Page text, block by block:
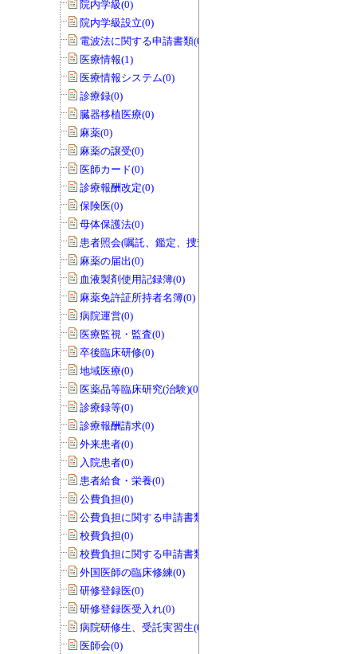
院内学級(0)
院内学級設立(0)
電波法に関する申請書類(0)
医療情報(1)
医療情報システム(0)
診療録(0)
臓器移植医療(0)
麻薬(0)
麻薬の譲受(0)
医師カード(0)
診療報酬改定(0)
保険医(0)
母体保護法(0)
患者照会(嘱託、鑑定、捜査関係等)(0)
麻薬の届出(0)
血液製剤使用記録簿(0)
麻薬免許証所持者名簿(0)
病院運営(0)
医療監視・監査(0)
卒後臨床研修(0)
地域医療(0)
医薬品等臨床研究(治験)(0)
診療録等(0)
診療報酬請求(0)
外来患者(0)
入院患者(0)
患者給食・栄養(0)
公費負担(0)
公費負担に関する申請書類(0)
校費負担(0)
校費負担に関する申請書類(0)
外国医師の臨床修練(0)
研修登録医(0)
研修登録医受入れ(0)
病院研修生、受託実習生(0)
医師会(0)